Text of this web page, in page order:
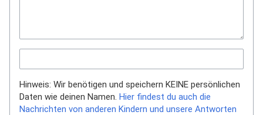
Hinweis: Wir benötigen und speichern KEINE persönlichen
Daten wie deinen Namen. Hier findest du auch die
Nachrichten von anderen Kindern und unsere Antworten